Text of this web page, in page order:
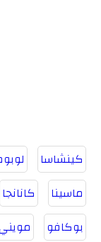
كينشاسا
ماسينا
كانانجا
بوكافو